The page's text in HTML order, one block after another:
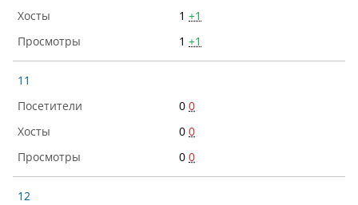
1 +1
1 +1
11
0 0
0 0
0 0
12